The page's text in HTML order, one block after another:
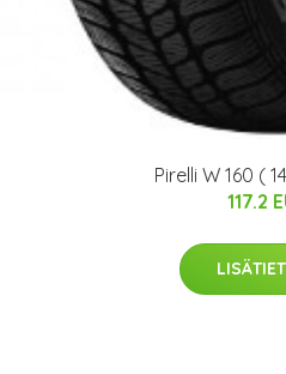
Pirelli W 160 (
117.2